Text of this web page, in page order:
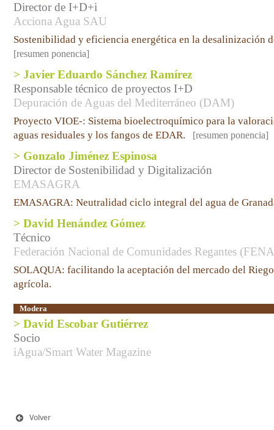
Director de I+D+i
Acciona Agua SAU
Sostenibilidad y eficiencia energética en la desalinización
[resumen ponencia]
> Javier Eduardo Sánchez Ramírez
Responsable técnico de proyectos I+D
Depuración de Aguas del Mediterráneo (DAM)
Proyecto VIOE-: Sistema bioelectroquímico para la
aguas residuales y los fangos de EDAR.
[resumen ponencia]
> Gonzalo Jiménez Espinosa
Director de Sostenibilidad y Digitalización
EMASAGRA
EMASAGRA: Neutralidad ciclo integral del agua de
> David Henández Gómez
Técnico
Federación Nacional de Comunidades Regantes
SOLAQUA: facilitando la aceptación del mercado del
agrícola.
Modera
> David Escobar Gutiérrez
Socio
iAgua/Smart Water Magazine
Volver